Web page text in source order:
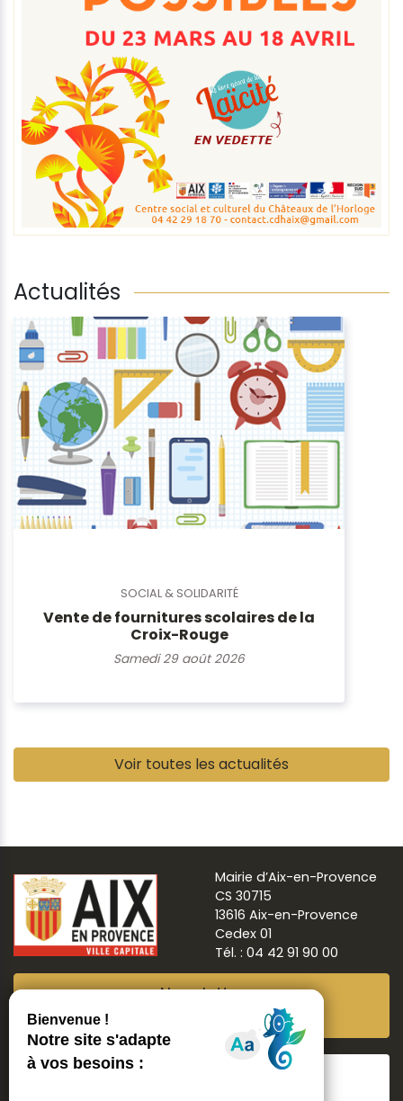
Actualités
SOCIAL & SOLIDARITÉ
Vente de fournitures scolaires de la
Croix-Rouge
Samedi 29 août 2026
Voir toutes les actualités
Mairie d’Aix-en-Provence
CS 30715
13616 Aix-en-Provence
Cedex 01
Tél. : 04 42 91 90 00
Newsletter